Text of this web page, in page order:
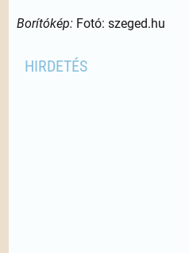
Borítókép: Fotó: szeged.hu
HIRDETÉS